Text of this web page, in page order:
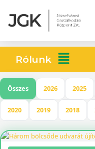
Rólunk
Összes 2026 2025
2020 2019 2018